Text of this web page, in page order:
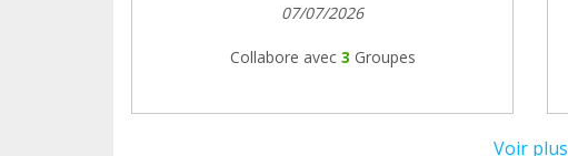
07/07/2026
Collabore avec 3 Groupes
Voir plus